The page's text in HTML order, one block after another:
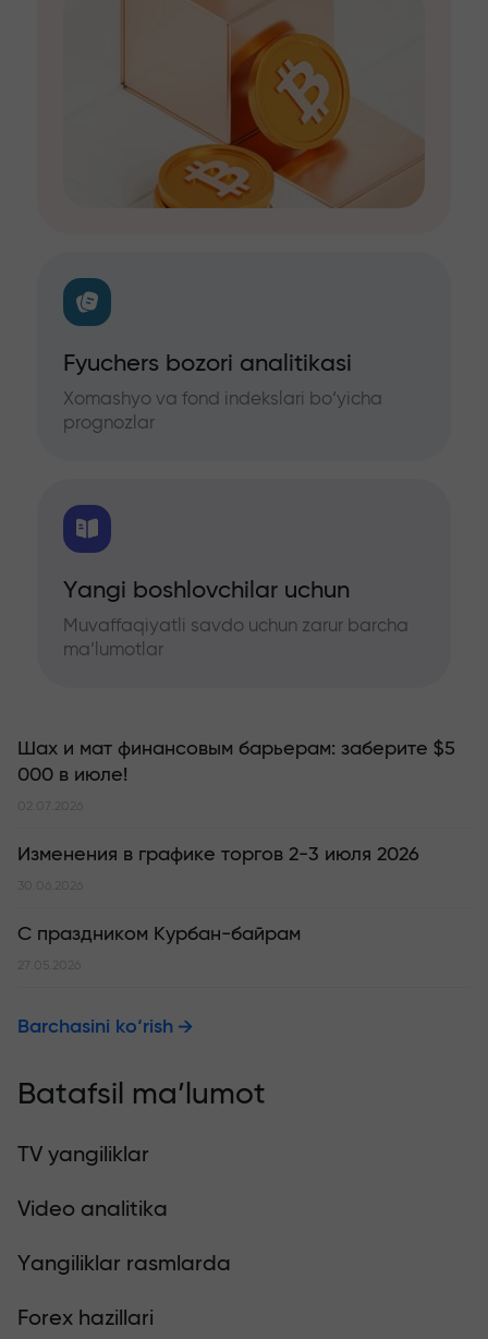
Fyuchers bozori analitikasi
Xomashyo va fond indekslari bo‘yicha
prognozlar
Yangi boshlovchilar uchun
Muvaffaqiyatli savdo uchun zarur barcha
ma’lumotlar
Шах и мат финансовым барьерам: заберите $5
000 в июле!
02.07.2026
Изменения в графике торгов 2-3 июля 2026
30.06.2026
С праздником Курбан-байрам
27.05.2026
Barchasini ko‘rish
Batafsil ma’lumot
TV yangiliklar
Video analitika
Yangiliklar rasmlarda
Forex hazillari